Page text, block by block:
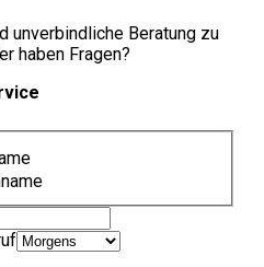
unverbindliche Beratung zu
haben Fragen?